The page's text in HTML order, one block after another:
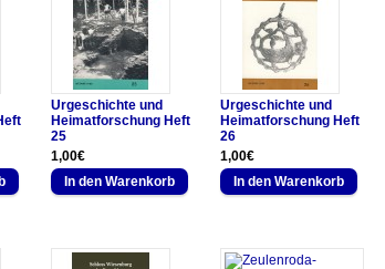
Urgeschichte und
Heimatforschung Heft
25
1,00€
Urgeschichte und
Heimatforschung Heft
26
1,00€